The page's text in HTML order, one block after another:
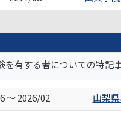
有する者についての特記
～ 2026/02
山梨